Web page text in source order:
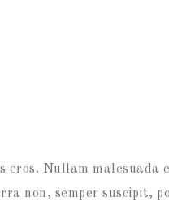
eros. Nullam
non, semper suscipit,